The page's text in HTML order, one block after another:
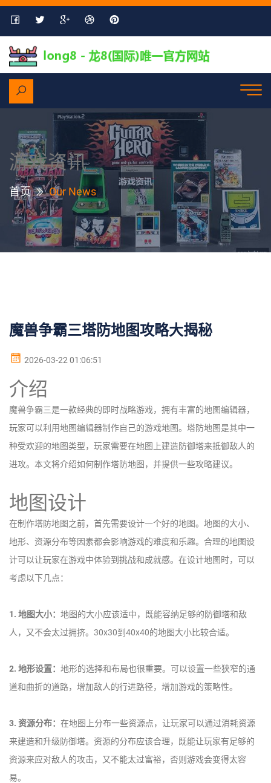
游戏资讯
首页 Our News
魔兽争霸三塔防地图攻略大揭秘
2026-03-22 01:06:51
介绍
魔兽争霸三是一款经典的即时战略游戏，拥有丰富的地图编辑器，
玩家可以利用地图编辑器制作自己的游戏地图。塔防地图是其中一
种受欢迎的地图类型，玩家需要在地图上建造防御塔来抵御敌人的
进攻。本文将介绍如何制作塔防地图，并提供一些攻略建议。
地图设计
在制作塔防地图之前，首先需要设计一个好的地图。地图的大小、
地形、资源分布等因素都会影响游戏的难度和乐趣。合理的地图设
计可以让玩家在游戏中体验到挑战和成就感。在设计地图时，可以
考虑以下几点：
1. 地图大小： 地图的大小应该适中，既能容纳足够的防御塔和敌
人，又不会太过拥挤。30x30到40x40的地图大小比较合适。
2. 地形设置： 地形的选择和布局也很重要。可以设置一些狭窄的通
道和曲折的道路，增加敌人的行进路径，增加游戏的策略性。
3. 资源分布： 在地图上分布一些资源点，让玩家可以通过消耗资源
来建造和升级防御塔。资源的分布应该合理，既能让玩家有足够的
资源来应对敌人的攻击，又不能太过富裕，否则游戏会变得太容
易。